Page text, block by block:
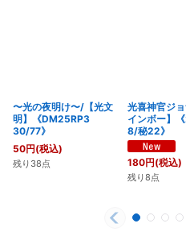
〜光の夜明け〜/【光文
明】《DM25RP3
30/77》
50円(税込)
残り38点
光喜神官ジ
インボー】
8/秘22》
180円(税込)
残り8点